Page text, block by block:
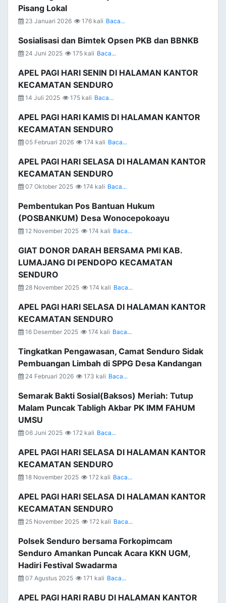
Pisang Lokal
23 Januari 2026 176 kali Baca...
Sosialisasi dan Bimtek Opsen PKB dan BBNKB
24 Juni 2025 175 kali Baca...
APEL PAGI HARI SENIN DI HALAMAN KANTOR
KECAMATAN SENDURO
14 Juli 2025 175 kali Baca...
APEL PAGI HARI KAMIS DI HALAMAN KANTOR
KECAMATAN SENDURO
05 Februari 2026 174 kali Baca...
APEL PAGI HARI SELASA DI HALAMAN KANTOR
KECAMATAN SENDURO
07 Oktober 2025 174 kali Baca...
Pembentukan Pos Bantuan Hukum
(POSBANKUM) Desa Wonocepokoayu
12 November 2025 174 kali Baca...
GIAT DONOR DARAH BERSAMA PMI KAB.
LUMAJANG DI PENDOPO KECAMATAN
SENDURO
28 November 2025 174 kali Baca...
APEL PAGI HARI SELASA DI HALAMAN KANTOR
KECAMATAN SENDURO
16 Desember 2025 174 kali Baca...
Tingkatkan Pengawasan, Camat Senduro Sidak
Pembuangan Limbah di SPPG Desa Kandangan
24 Februari 2026 173 kali Baca...
Semarak Bakti Sosial(Baksos) Meriah: Tutup
Malam Puncak Tabligh Akbar PK IMM FAHUM
UMSU
06 Juni 2025 172 kali Baca...
APEL PAGI HARI SELASA DI HALAMAN KANTOR
KECAMATAN SENDURO
18 November 2025 172 kali Baca...
APEL PAGI HARI SELASA DI HALAMAN KANTOR
KECAMATAN SENDURO
25 November 2025 172 kali Baca...
Polsek Senduro bersama Forkopimcam
Senduro Amankan Puncak Acara KKN UGM,
Hadiri Festival Swadarma
07 Agustus 2025 171 kali Baca...
APEL PAGI HARI RABU DI HALAMAN KANTOR